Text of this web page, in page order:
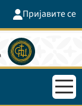
Пријавите се